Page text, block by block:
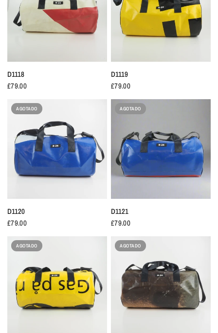
D1118
£79.00
D1119
£79.00
AGOTADO
D1120
£79.00
AGOTADO
D1121
£79.00
AGOTADO AGOTADO